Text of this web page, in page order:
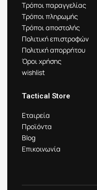
Τρόποι παραγγελίας
Τρόποι πληρωμής
Τρόποι αποστολής
Πολιτική επιστροφών
Πολιτική απορρήτου
Όροι χρήσης
wishlist
Tactical Store
Εταιρεία
Προϊόντα
Blog
Επικοινωνία